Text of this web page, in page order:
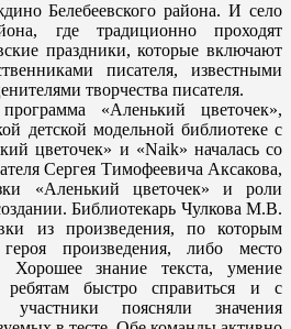
Белебеевского района. И село
где традиционно проходят
праздники, которые включают
писателя, известными
творчества писателя.
«Аленький цветочек»,
детской модельной библиотеке с
цветочек» и «Naik» началась со
Сергея Тимофеевича Аксакова,
«Аленький цветочек» и роли
Библиотекарь Чулкова М.В.
из произведения, по которым
произведения, либо место
Хорошее знание текста, умение
ребятам быстро справиться и с
поясняли значения